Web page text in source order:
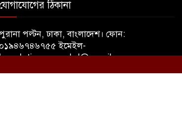
ঠিকানা
পল্টন, ঢাকা, বাংলাদেশ। ফোন:
ইমেইল-